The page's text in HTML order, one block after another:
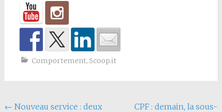
Comportement, Scoop.it
← Nouveau service : deux
CPF : demain, la sous-